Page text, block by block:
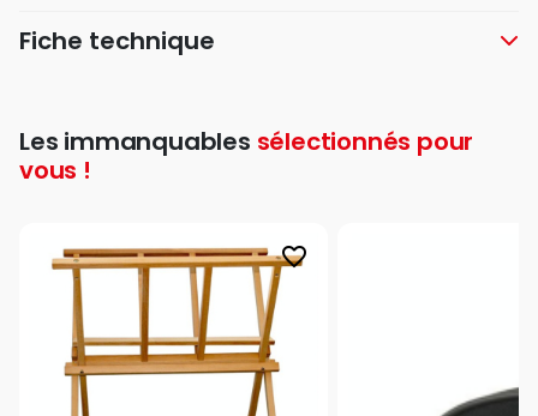
Fiche technique
Les immanquables sélectionnés pour
vous !
favorite_border